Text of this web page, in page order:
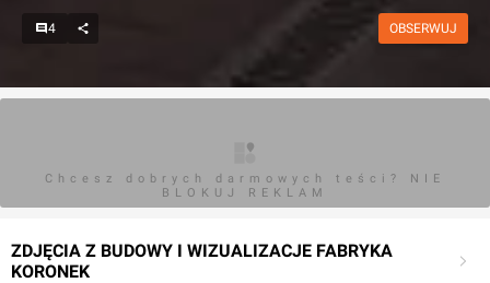
4 OBSERWUJ
Chcesz dobrych darmowych teści? NIE
BLOKUJ REKLAM
ZDJĘCIA Z BUDOWY I WIZUALIZACJE FABRYKA
KORONEK